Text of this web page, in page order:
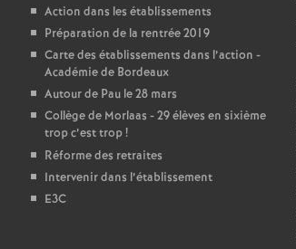
Action dans les établissements
Préparation de la rentrée 2019
Carte des établissements dans l’action -
Académie de Bordeaux
Autour de Pau le 28 mars
Collège de Morlaas - 29 élèves en sixième
trop c’est trop!
Réforme des retraites
Intervenir dans l’établissement
E3C